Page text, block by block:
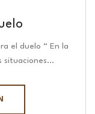
el duelo “ En la
situaciones…